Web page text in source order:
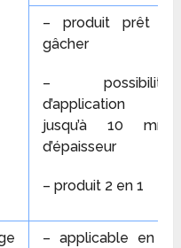
– produit prêt à
gâcher
– possibilité
d’application
jusqu’à 10 mm
d’épaisseur
– produit 2 en 1
– applicable en 1